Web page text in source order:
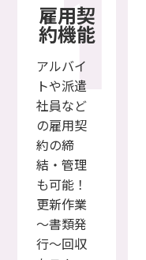
雇用契
約機能
アルバイ
トや派遣
社員など
の雇用契
約の締
結・管理
も可能！
更新作業
～書類発
行～回収